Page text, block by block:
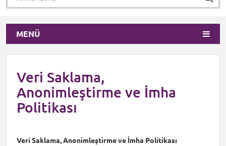
MENÜ
Veri Saklama,
Anonimleştirme ve İmha
Politikası
Veri Saklama, Anonimleştirme ve İmha Politikası